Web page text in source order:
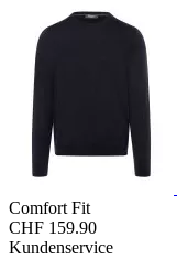
Comfort Fit
CHF 159.90
Kundenservice